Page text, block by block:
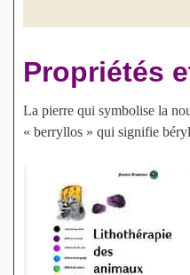
Propriétés
La pierre qui symbolise la
« berryllos » qui signifie